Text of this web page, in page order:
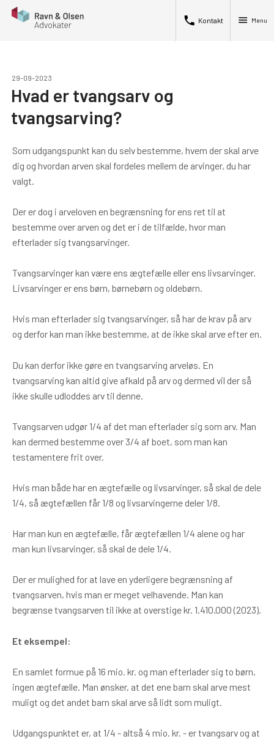
phone Kontakt menu Menu
29-09-2023
Hvad er tvangsarv og
tvangsarving?
Som udgangspunkt kan du selv bestemme, hvem der skal arve
dig og hvordan arven skal fordeles mellem de arvinger, du har
valgt.
Der er dog i arveloven en begrænsning for ens ret til at
bestemme over arven og det er i de tilfælde, hvor man
efterlader sig tvangsarvinger.
Tvangsarvinger kan være ens ægtefælle eller ens livsarvinger.
Livsarvinger er ens børn, børnebørn og oldebørn.
Hvis man efterlader sig tvangsarvinger, så har de krav på arv
og derfor kan man ikke bestemme, at de ikke skal arve efter en.
Du kan derfor ikke gøre en tvangsarving arveløs. En
tvangsarving kan altid give afkald på arv og dermed vil der så
ikke skulle udloddes arv til denne.
Tvangsarven udgør 1/4 af det man efterlader sig som arv. Man
kan dermed bestemme over 3/4 af boet, som man kan
testamentere frit over.
Hvis man både har en ægtefælle og livsarvinger, så skal de dele
1/4, så ægtefællen får 1/8 og livsarvingerne deler 1/8.
Har man kun en ægtefælle, får ægtefællen 1/4 alene og har
man kun livsarvinger, så skal de dele 1/4.
Der er mulighed for at lave en yderligere begrænsning af
tvangsarven, hvis man er meget velhavende. Man kan
begrænse tvangsarven til ikke at overstige kr. 1.410.000 (2023).
Et eksempel:
En samlet formue på 16 mio. kr. og man efterlader sig to børn,
ingen ægtefælle. Man ønsker, at det ene barn skal arve mest
muligt og det andet barn skal arve så lidt som muligt.
Udgangspunktet er, at 1/4 - altså 4 mio. kr. - er tvangsarv og at